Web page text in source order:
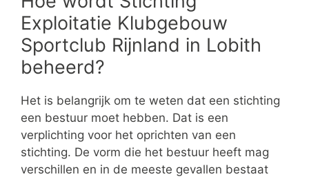
Exploitatie Klubgebouw
Sportclub Rijnland in Lobith
beheerd?
Het is belangrijk om te weten dat een stichting
een bestuur moet hebben. Dat is een
verplichting voor het oprichten van een
stichting. De vorm die het bestuur heeft mag
verschillen en in de meeste gevallen bestaat